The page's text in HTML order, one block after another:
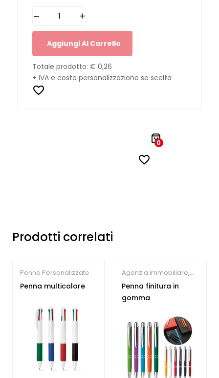
Aggiungi Al Carrello
Totale prodotto: € 0,26
+ IVA e costo personalizzazione se scelta
0
Prodotti correlati
Penne Personalizzate
Penna multicolore
Agenzia immobiliare,
Concessionari auto e
Hotel
Società Sportive,Studio
dentistico,Penne
Personalizzate
Penna finitura in
gomma